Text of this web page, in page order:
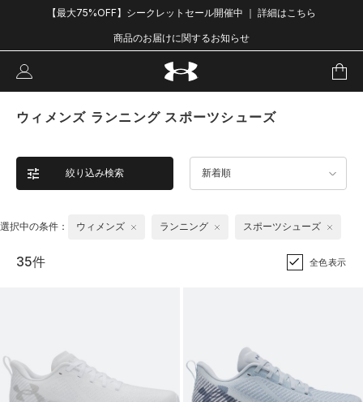
【最大75%OFF】シークレットセール開催中 ｜ 詳細はこちら
商品のお届けに関するお知らせ
ウィメンズ ランニング スポーツシューズ
絞り込み検索 新着順
選択中の条件： ウィメンズ ランニング スポーツシューズ
35件 全色表示